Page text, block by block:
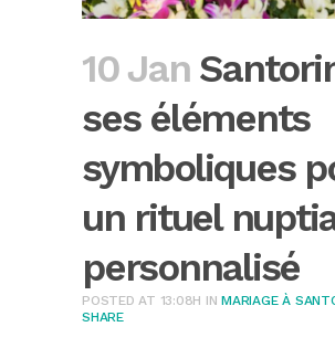
10 Jan
ses éléments
symboliques
un rituel
personnalisé
POSTED AT 13:08H INMARIAGE À
SHARE